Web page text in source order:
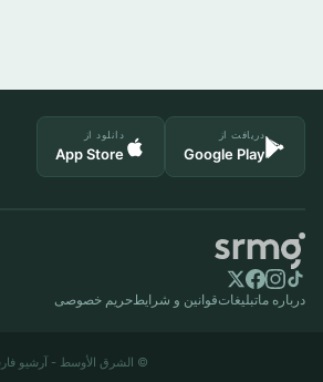
دریافت از
Google Play
دانلود از
App Store
درباره ماتبلیغاتقوانین و شرایط حریم خصوصی
© الشرق الأوسط - آرشیو